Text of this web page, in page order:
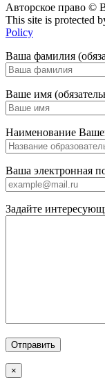
Авторское право ©
This site is protected
Policy
Ваша фамилия
Ваше имя
Наименование
Ваша электронная
Задайте
×